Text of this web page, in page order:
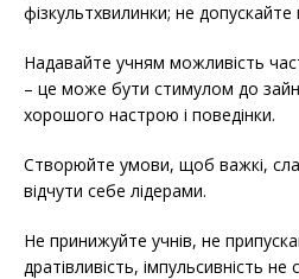
фізкультхвилинки; не допускайте
Надавайте учням можливість
– це може бути стимулом до
хорошого настрою і поведінки.
Створюйте умови, щоб важкі,
відчути себе лідерами.
Не принижуйте учнів, не
дратівливість, імпульсивність